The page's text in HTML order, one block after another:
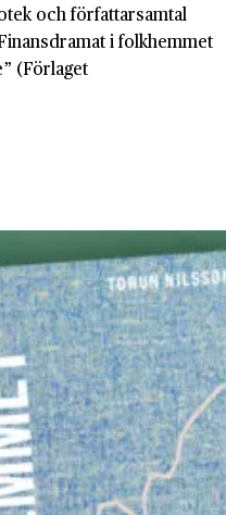
och författarsamtal
i folkhemmet
(Förlaget